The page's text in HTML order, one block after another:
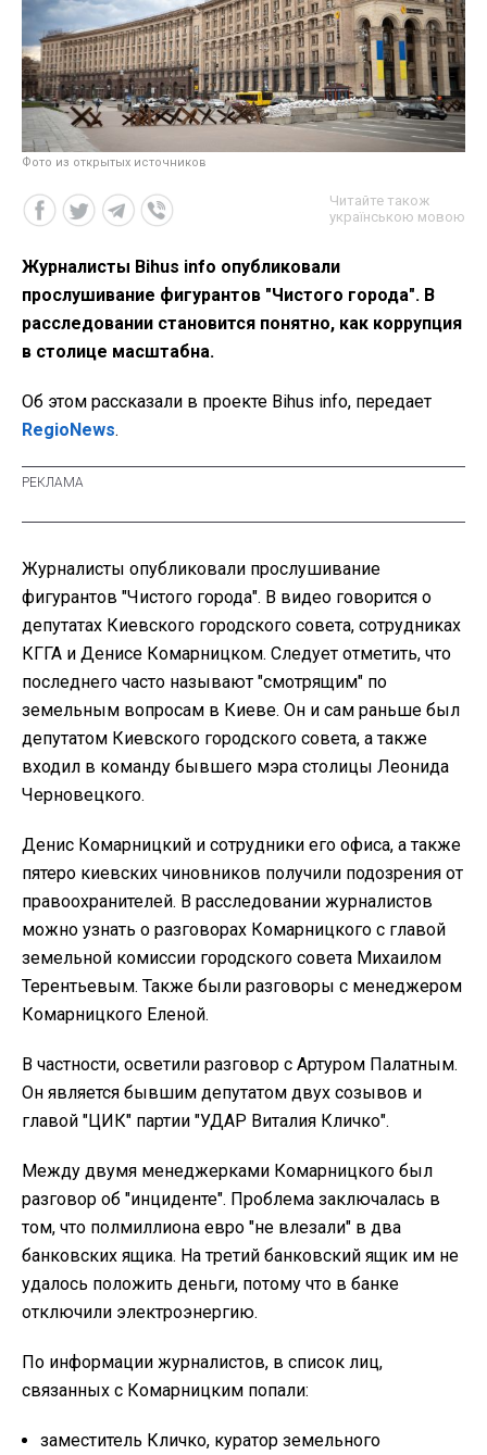
Фото из открытых источников
Читайте також
українською мовою
Журналисты Bihus info опубликовали
прослушивание фигурантов "Чистого города". В
расследовании становится понятно, как коррупция
в столице масштабна.
Об этом рассказали в проекте Bihus info, передает
RegioNews.
Журналисты опубликовали прослушивание
фигурантов "Чистого города". В видео говорится о
депутатах Киевского городского совета, сотрудниках
КГГА и Денисе Комарницком. Следует отметить, что
последнего часто называют "смотрящим" по
земельным вопросам в Киеве. Он и сам раньше был
депутатом Киевского городского совета, а также
входил в команду бывшего мэра столицы Леонида
Черновецкого.
Денис Комарницкий и сотрудники его офиса, а также
пятеро киевских чиновников получили подозрения от
правоохранителей. В расследовании журналистов
можно узнать о разговорах Комарницкого с главой
земельной комиссии городского совета Михаилом
Терентьевым. Также были разговоры с менеджером
Комарницкого Еленой.
В частности, осветили разговор с Артуром Палатным.
Он является бывшим депутатом двух созывов и
главой "ЦИК" партии "УДАР Виталия Кличко".
Между двумя менеджерками Комарницкого был
разговор об "инциденте". Проблема заключалась в
том, что полмиллиона евро "не влезали" в два
банковских ящика. На третий банковский ящик им не
удалось положить деньги, потому что в банке
отключили электроэнергию.
По информации журналистов, в список лиц,
связанных с Комарницким попали:
заместитель Кличко, куратор земельного